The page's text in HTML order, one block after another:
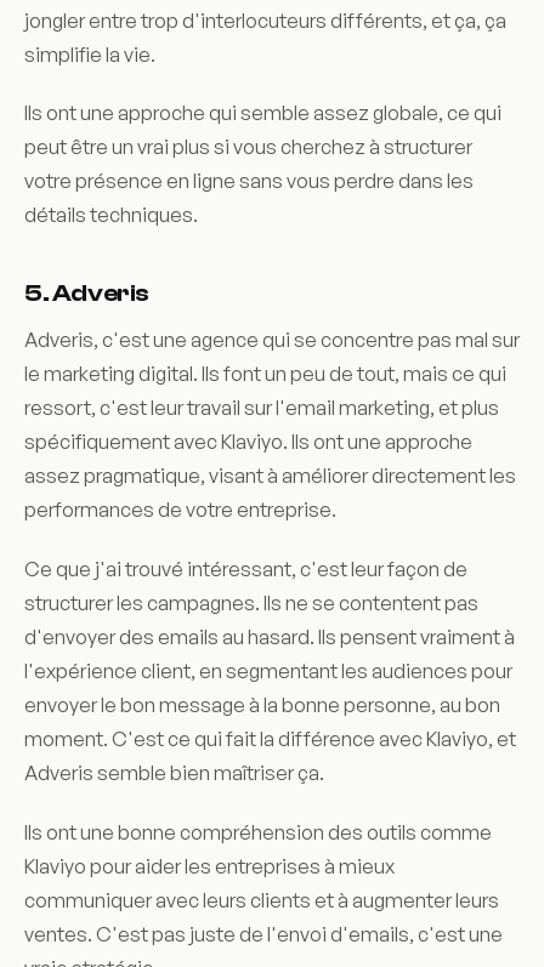
jongler entre trop d'interlocuteurs différents, et ça, ça
simplifie la vie.
Ils ont une approche qui semble assez globale, ce qui
peut être un vrai plus si vous cherchez à structurer
votre présence en ligne sans vous perdre dans les
détails techniques.
5. Adveris
Adveris, c'est une agence qui se concentre pas mal sur
le marketing digital. Ils font un peu de tout, mais ce qui
ressort, c'est leur travail sur l'email marketing, et plus
spécifiquement avec Klaviyo. Ils ont une approche
assez pragmatique, visant à améliorer directement les
performances de votre entreprise.
Ce que j'ai trouvé intéressant, c'est leur façon de
structurer les campagnes. Ils ne se contentent pas
d'envoyer des emails au hasard. Ils pensent vraiment à
l'expérience client, en segmentant les audiences pour
envoyer le bon message à la bonne personne, au bon
moment. C'est ce qui fait la différence avec Klaviyo, et
Adveris semble bien maîtriser ça.
Ils ont une bonne compréhension des outils comme
Klaviyo pour aider les entreprises à mieux
communiquer avec leurs clients et à augmenter leurs
ventes. C'est pas juste de l'envoi d'emails, c'est une